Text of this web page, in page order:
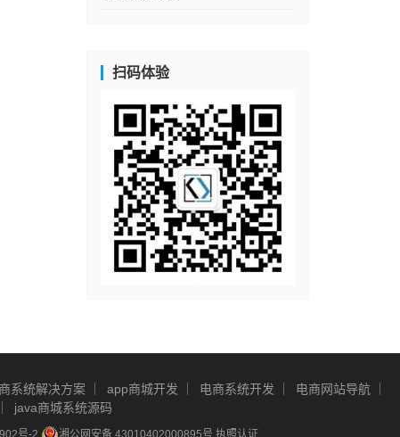
扫码体验
系统解决方案 app商城开发 电商系统开发
电商网站导航
java商城系统源码
号-2 湘公网安备 43010402000895号 执照认证